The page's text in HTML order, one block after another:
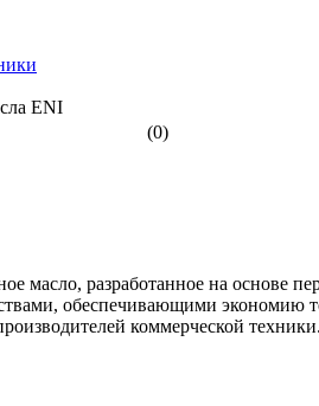
(0)
масло, разработанное на основе
обеспечивающими экономию
коммерческой техники.